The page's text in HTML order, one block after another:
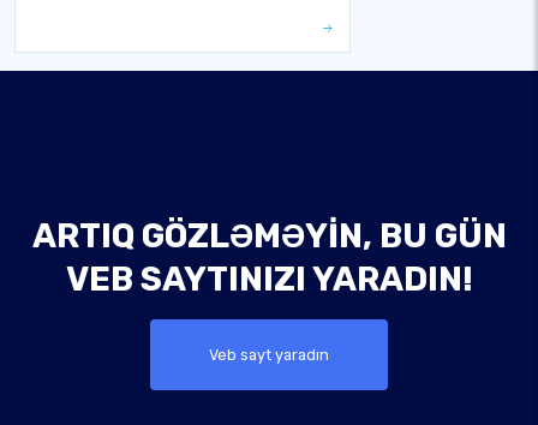
ARTIQ GÖZLƏMƏYIN, BU GÜN
VEB SAYTINIZI YARADIN!
Veb sayt yaradın